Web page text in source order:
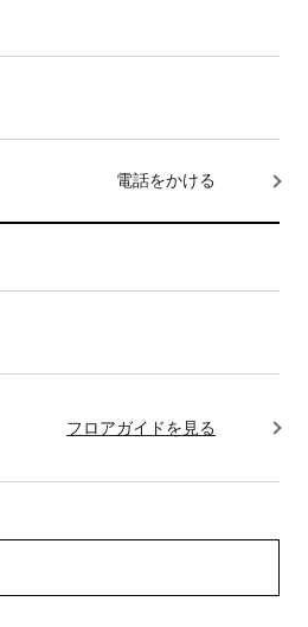
電話をかける
フロアガイドを見る